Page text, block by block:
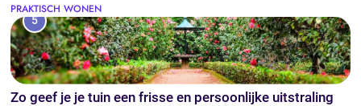
PRAKTISCH WONEN
5
Zo geef je je tuin een frisse en persoonlijke uitstraling